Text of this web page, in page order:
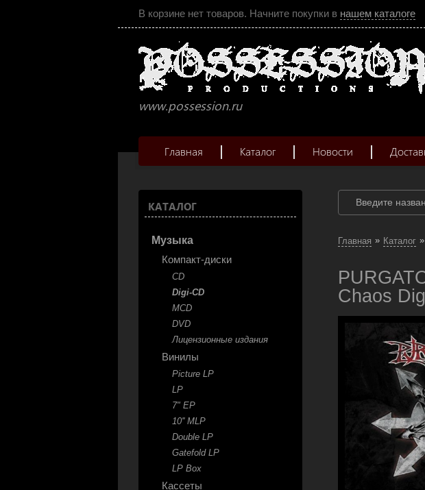
В корзине нет товаров. Начните покупки в нашем каталоге
www.possession.ru
Главная Каталог Новости
КАТАЛОГ
Музыка
Компакт-диски
CD
Digi-CD
MCD
DVD
Лицензионные издания
Винилы
Picture LP
LP
7" EP
10'' MLP
Double LP
Gatefold LP
LP Box
Кассеты
Главная » Каталог »
Chaos